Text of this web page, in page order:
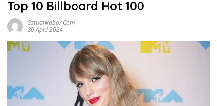
Top 10 Billboard Hot 100
Satuankabar.com
30 April 2024